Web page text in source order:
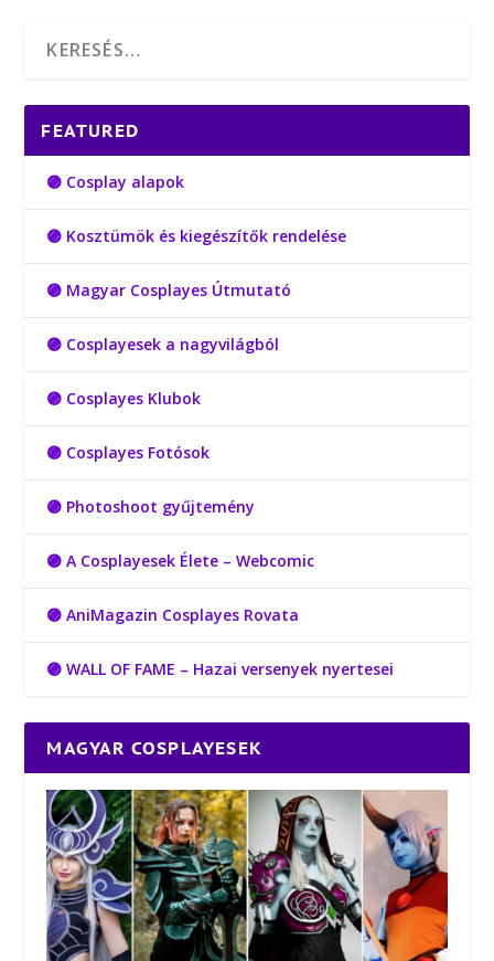
FEATURED
🟣 Cosplay alapok
🟣 Kosztümök és kiegészítők rendelése
🟣 Magyar Cosplayes Útmutató
🟣 Cosplayesek a nagyvilágból
🟣 Cosplayes Klubok
🟣 Cosplayes Fotósok
🟣 Photoshoot gyűjtemény
🟣 A Cosplayesek Élete – Webcomic
🟣 AniMagazin Cosplayes Rovata
🟣 WALL OF FAME – Hazai versenyek nyertesei
MAGYAR COSPLAYESEK